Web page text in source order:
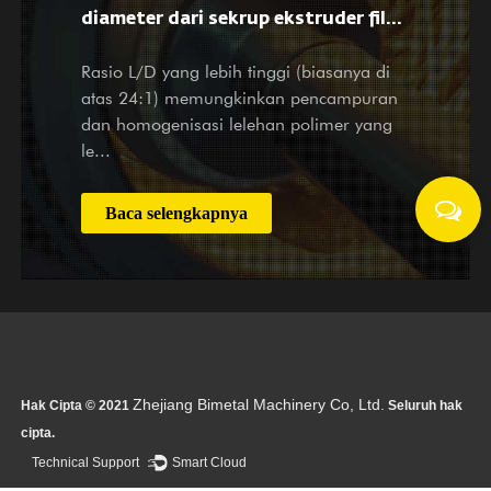
diameter dari sekrup ekstruder film
yang ditiup mempengaruhi
pemrosesan material dan sifat film?
Rasio L/D yang lebih tinggi (biasanya di
atas 24:1) memungkinkan pencampuran
dan homogenisasi lelehan polimer yang
le...
Baca selengkapnya
Hak Cipta © 2021Zhejiang Bimetal Machinery Co, Ltd. Seluruh hak
cipta.
Technical Support ： Smart Cloud